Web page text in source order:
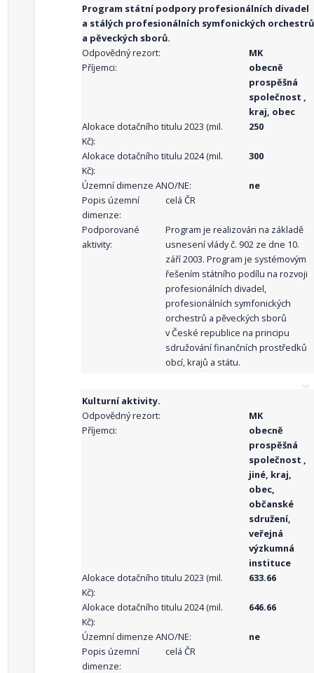
Program státní podpory profesionálních divadel
a stálých profesionálních symfonických orchestrů
a pěveckých sborů.
Odpovědný rezort:
MK
Příjemci:
obecně
prospěšná
společnost ,
kraj, obec
Alokace dotačního titulu 2023 (mil.
Kč):
250
Alokace dotačního titulu 2024 (mil.
Kč):
300
Územní dimenze ANO/NE:
ne
Popis územní
dimenze:
celá ČR
Podporované
aktivity:
Program je realizován na základě
usnesení vlády č. 902 ze dne 10.
září 2003. Program je systémovým
řešením státního podílu na rozvoji
profesionálních divadel,
profesionálních symfonických
orchestrů a pěveckých sborů
v České republice na principu
sdružování finančních prostředků
obcí, krajů a státu.
Kulturní aktivity.
Odpovědný rezort:
MK
Příjemci:
obecně
prospěšná
společnost ,
jiné, kraj,
obec,
občanské
sdružení,
veřejná
výzkumná
instituce
Alokace dotačního titulu 2023 (mil.
Kč):
633.66
Alokace dotačního titulu 2024 (mil.
Kč):
646.66
Územní dimenze ANO/NE:
ne
Popis územní
dimenze:
celá ČR